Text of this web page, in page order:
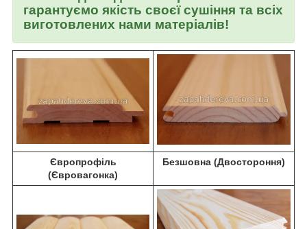
гарантуємо якість своєї сушіння та всіх
виготовлених нами матеріалів!
Європрофіль
(Євровагонка)
Безшовна (Двостороння)